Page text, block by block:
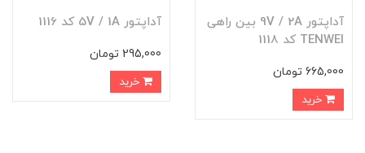
آداپتور 9V / 2A بین راهی
TENWEI کد 1118
665,000 تومان
آداپتور 5V / 1A کد 1116
295,000 تومان